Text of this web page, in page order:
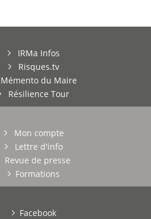
IRMa Infos
Risques.tv
Mémento du Maire
Résilience Tour
Mon compte
Lettre d'info
Revue de presse
Formations
Facebook